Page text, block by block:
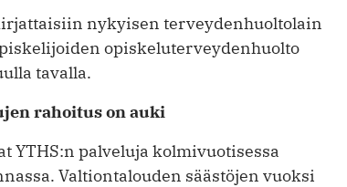
nykyisen terveydenhuoltolain
opiskeluterveydenhuolto
tavalla.
rahoitus on auki
YTHS:n palveluja kolmivuotisessa
Valtiontalouden säästöjen vuoksi